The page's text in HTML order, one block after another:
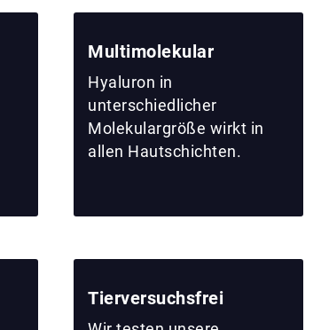
Multimolekular
Hyaluron in
unterschiedlicher
Molekulargröße wirkt in
allen Hautschichten.
Tierversuchsfrei